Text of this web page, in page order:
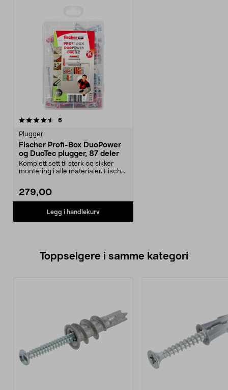
6anmeldelser
Plugger
Fischer Profi-Box DuoPower
og DuoTec plugger, 87 deler
Komplett sett til sterk og sikker
montering i alle materialer. Fischer
279,00
Legg i handlekurv
Toppselgere i samme kategori